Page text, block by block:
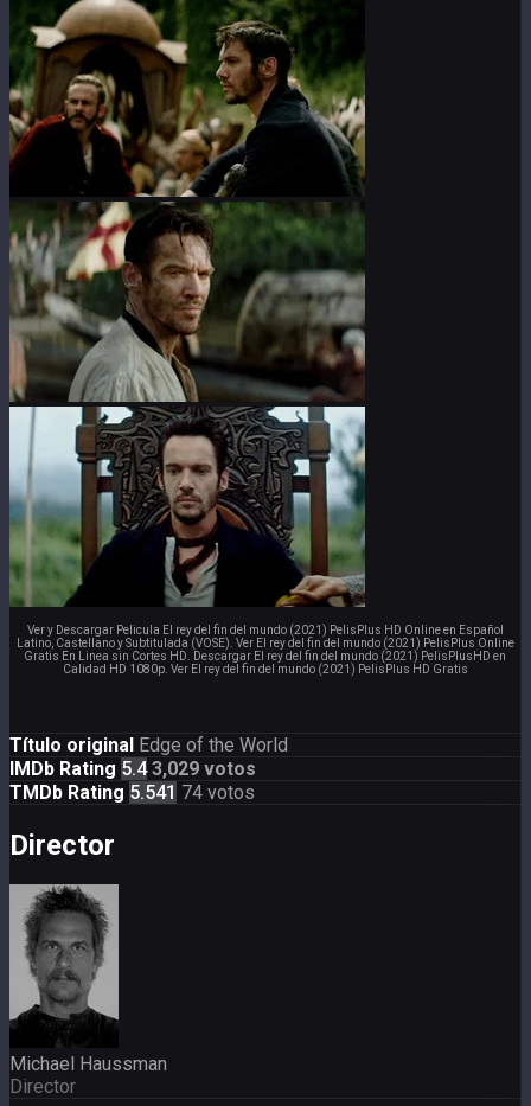
Ver y Descargar Pelicula El rey del fin del mundo (2021) PelisPlus HD Online en Español
Latino, Castellano y Subtitulada (VOSE). Ver El rey del fin del mundo (2021) PelisPlus Online
Gratis En Linea sin Cortes HD. Descargar El rey del fin del mundo (2021) PelisPlusHD en
Calidad HD 1080p. Ver El rey del fin del mundo (2021) PelisPlus HD Gratis
Título original Edge of the World
IMDb Rating 5.43,029 votos
TMDb Rating 5.541 74 votos
Director
Michael Haussman
Director